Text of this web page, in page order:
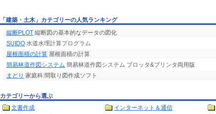
「建築・土木」カテゴリーの人気ランキング
縦断PLOT 縦断図の基本的なデータの図化
SUIDO 水道水理計算プログラム
屋根面積の計算 屋根面積の計算
簡易林道作図システム 簡易林道作図システム プロッタ&プリンタ両用版
まどり 家庭科:間取り図作成ソフト
カテゴリーから選ぶ
文書作成
インターネット＆通信